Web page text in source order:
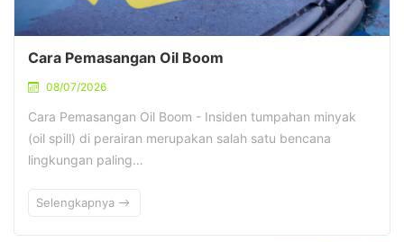
Cara Pemasangan Oil Boom
08/07/2026
Cara Pemasangan Oil Boom - Insiden tumpahan minyak
(oil spill) di perairan merupakan salah satu bencana
lingkungan paling…
Selengkapnya